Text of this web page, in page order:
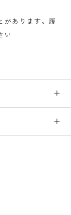
があります。履
い